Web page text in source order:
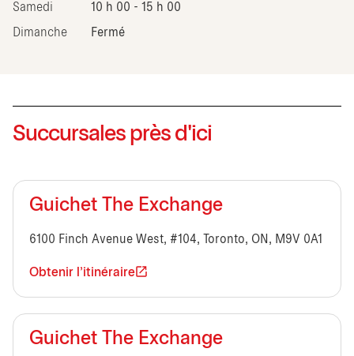
Samedi 10 h 00 - 15 h 00
Dimanche Fermé
Succursales près d'ici
Guichet The Exchange
6100 Finch Avenue West, #104, Toronto, ON, M9V 0A1
Obtenir l'itinéraire
Guichet The Exchange